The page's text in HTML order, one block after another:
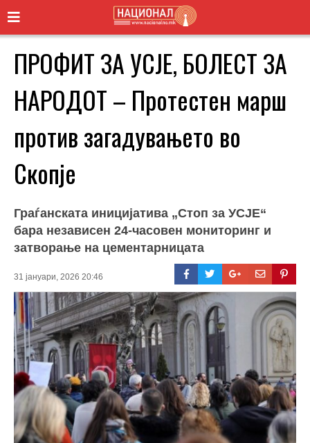
ПРОФИТ ЗА УСЈЕ, БОЛЕСТ ЗА
НАРОДОТ – Протестен марш
против загадувањето во
Скопје
Граѓанската иницијатива „Стоп за УСЈЕ“
бара независен 24-часовен мониторинг и
затворање на цементарницата
31 јануари, 2026 20:46